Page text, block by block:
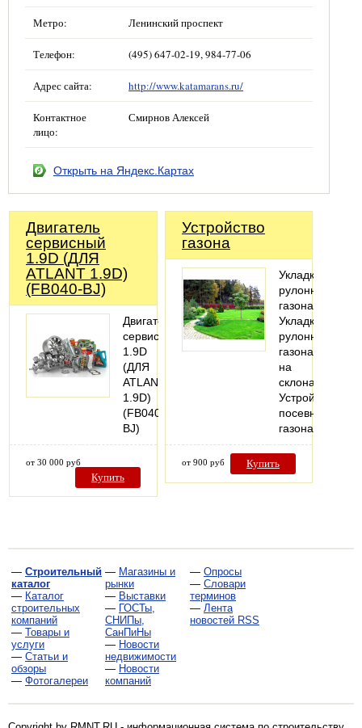
Метро: Ленинский проспект
Телефон: (495) 647-02-19, 984-77-06
Адрес сайта: http://www.katamarans.ru/
Контактное
лицо:
Смирнов Алексей
Открыть на Яндекс.Картах
Двигатель
сервисный
1.9D (ДЛЯ
ATLANT 1.9D)
(FB040-BJ)
Двигатель
сервисный
1.9D
(ДЛЯ
ATLANT
1.9D)
(FB040-
BJ)
от 30 000 руб
Купить
Устройство
газона
Укладка
рулонного
газона
Укладка
рулонного
газона
на
склонах
Устройство
посевного
газона
от 900 руб Купить
— Строительный
каталог
— Каталог
строительных
компаний
— Товары и
услуги
— Статьи и
обзоры
— Фотогалереи
— Магазины и
рынки
— Выставки
— ГОСТы,
СНИПы,
СанПиНы
— Новости
недвижимости
— Новости
компаний
— Опросы
— Словари
терминов
— Лента
новостей RSS